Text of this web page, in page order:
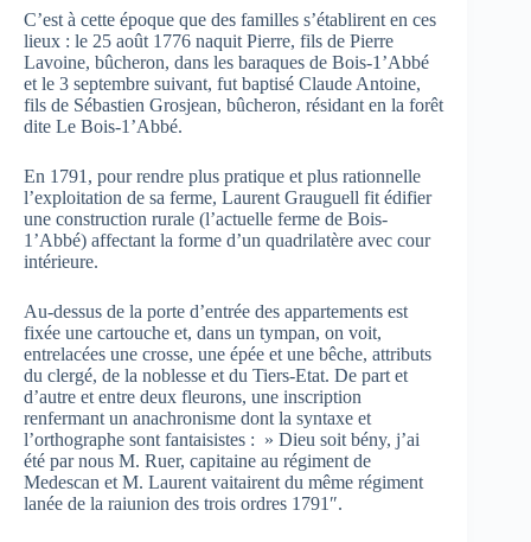
C’est à cette époque que des familles s’établirent en ces
lieux : le 25 août 1776 naquit Pierre, fils de Pierre
Lavoine, bûcheron, dans les baraques de Bois-1’Abbé
et le 3 septembre suivant, fut baptisé Claude Antoine,
fils de Sébastien Grosjean, bûcheron, résidant en la forêt
dite Le Bois-1’Abbé.
En 1791, pour rendre plus pratique et plus rationnelle
l’exploitation de sa ferme, Laurent Grauguell fit édifier
une construction rurale (l’actuelle ferme de Bois-
1’Abbé) affectant la forme d’un quadrilatère avec cour
intérieure.
Au-dessus de la porte d’entrée des appartements est
fixée une cartouche et, dans un tympan, on voit,
entrelacées une crosse, une épée et une bêche, attributs
du clergé, de la noblesse et du Tiers-Etat. De part et
d’autre et entre deux fleurons, une inscription
renfermant un anachronisme dont la syntaxe et
l’orthographe sont fantaisistes : » Dieu soit bény, j’ai
été par nous M. Ruer, capitaine au régiment de
Medescan et M. Laurent vaitairent du même régiment
lanée de la raiunion des trois ordres 1791″.